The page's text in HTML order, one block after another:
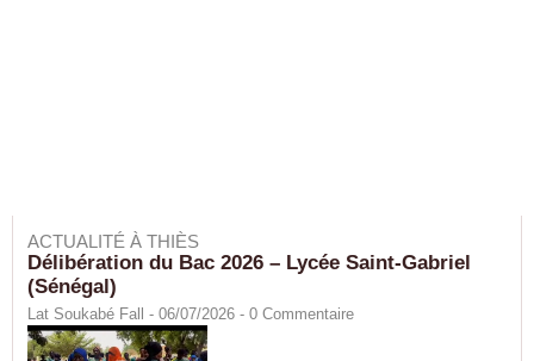
ACTUALITÉ À THIÈS
Délibération du Bac 2026 – Lycée Saint-Gabriel
(Sénégal)
Lat Soukabé Fall - 06/07/2026 - 0 Commentaire